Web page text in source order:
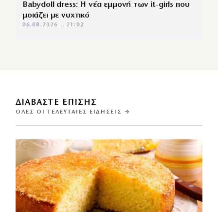
Babydoll dress: Η νέα εμμονή των it-girls που
μοιάζει με νυχτικό
06.08.2026 — 21:02
ΔΙΑΒΑΣΤΕ ΕΠΙΣΗΣ
ΌΛΕΣ ΟΙ ΤΕΛΕΥΤΑΊΕΣ ΕΙΔΉΣΕΙΣ →